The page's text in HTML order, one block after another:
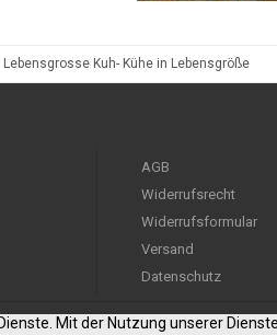
Lebensgrosse Kuh- Kühe in Lebensgröße
AGB
Widerrufsrecht
Widerrufsformular
Versand
Datenschutz
Mit der Nutzung unserer